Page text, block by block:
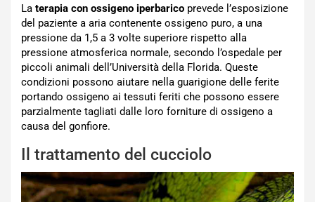
La terapia con ossigeno iperbarico prevede l’esposizione
del paziente a aria contenente ossigeno puro, a una
pressione da 1,5 a 3 volte superiore rispetto alla
pressione atmosferica normale, secondo l’ospedale per
piccoli animali dell’Università della Florida. Queste
condizioni possono aiutare nella guarigione delle ferite
portando ossigeno ai tessuti feriti che possono essere
parzialmente tagliati dalle loro forniture di ossigeno a
causa del gonfiore.
Il trattamento del cucciolo